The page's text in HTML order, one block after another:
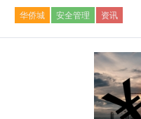
华侨城 安全管理 资讯